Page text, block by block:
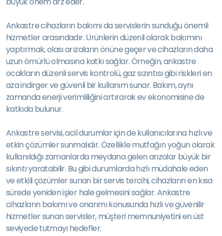
Ankastre cihazların bakımı da servislerin sunduğu önemli
hizmetler arasındadır. Ürünlerin düzenli olarak bakımını
yaptırmak, olası arızaların önüne geçer ve cihazların daha
uzun ömürlü olmasına katkı sağlar. Örneğin, ankastre
ocakların düzenli servis kontrolü, gaz sızıntısı gibi riskleri en
aza indirger ve güvenli bir kullanım sunar. Bakım, aynı
zamanda enerji verimliliğini artırarak ev ekonomisine de
katkıda bulunur.
Ankastre servisi, acil durumlar için de kullanıcılarına hızlı ve
etkin çözümler sunmalıdır. Özellikle mutfağın yoğun olarak
kullanıldığı zamanlarda meydana gelen arızalar büyük bir
sıkıntı yaratabilir. Bu gibi durumlarda hızlı müdahale eden
ve etkili çözümler sunan bir servis tercihi, cihazların en kısa
sürede yeniden işler hale gelmesini sağlar. Ankastre
cihazların bakımı ve onarımı konusunda hızlı ve güvenilir
hizmetler sunan servisler, müşteri memnuniyetini en üst
seviyede tutmayı hedefler.